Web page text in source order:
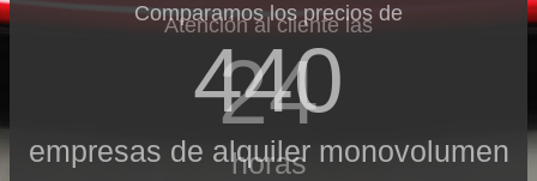
Comparamos los precios de
440
empresas de alquiler monovolumen
Atención al cliente las
24
horas